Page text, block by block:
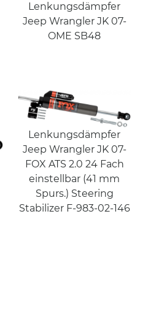
Lenkungsdämpfer
Jeep Wrangler JK 07-
OME SB48
Lenkungsdämpfer
Jeep Wrangler JK 07-
FOX ATS 2.0 24 Fach
einstellbar (41 mm
Spurs.) Steering
Stabilizer F-983-02-146